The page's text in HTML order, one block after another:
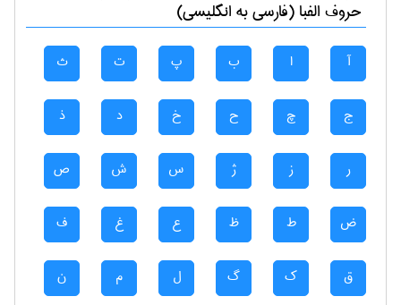
حروف الفبا (فارسی به انگلیسی)
آ ا ب پ ت ث
ج چ ح خ د ذ
ر ز ژ س ش ص
ض ط ظ ع غ ف
ق ک گ ل م ن